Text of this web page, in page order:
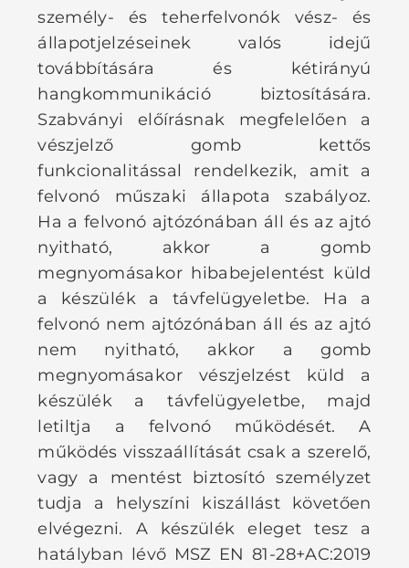
személy- és teherfelvonók vész- és
állapotjelzéseinek valós idejű
továbbítására és kétirányú
hangkommunikáció biztosítására.
Szabványi előírásnak megfelelően a
vészjelző gomb kettős
funkcionalitással rendelkezik, amit a
felvonó műszaki állapota szabályoz.
Ha a felvonó ajtózónában áll és az ajtó
nyitható, akkor a gomb
megnyomásakor hibabejelentést küld
a készülék a távfelügyeletbe. Ha a
felvonó nem ajtózónában áll és az ajtó
nem nyitható, akkor a gomb
megnyomásakor vészjelzést küld a
készülék a távfelügyeletbe, majd
letiltja a felvonó működését. A
működés visszaállítását csak a szerelő,
vagy a mentést biztosító személyzet
tudja a helyszíni kiszállást követően
elvégezni. A készülék eleget tesz a
hatályban lévő MSZ EN 81-28+AC:2019